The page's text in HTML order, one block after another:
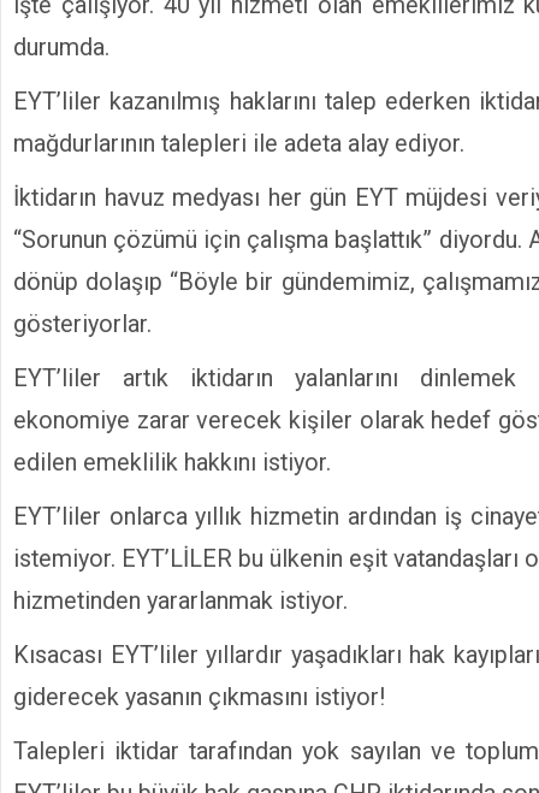
durumda.
EYT’liler kazanılmış haklarını talep ederken
mağdurlarının talepleri ile adeta alay ediyor.
İktidarın havuz medyası her gün EYT müjdesi
“Sorunun çözümü için çalışma başlattık” diyordu.
dönüp dolaşıp “Böyle bir gündemimiz,
gösteriyorlar.
EYT’liler artık iktidarın yalanlarını dinlemek
ekonomiye zarar verecek kişiler olarak hedef
edilen emeklilik hakkını istiyor.
EYT’liler onlarca yıllık hizmetin ardından iş
istemiyor. EYT’LİLER bu ülkenin eşit vatandaşları
hizmetinden yararlanmak istiyor.
Kısacası EYT’liler yıllardır yaşadıkları hak
giderecek yasanın çıkmasını istiyor!
Talepleri iktidar tarafından yok sayılan ve